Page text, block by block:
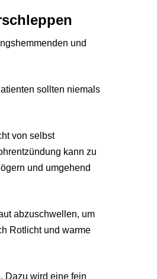
und
sollten niemals
von selbst
kann zu
und umgehend
abzuschwellen, um
Rotlicht und warme
Dazu wird eine fein